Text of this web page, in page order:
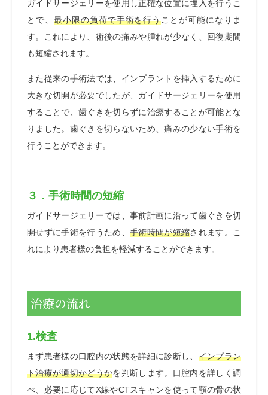
ガイドサージェリーを使用し正確な位置に埋入を行うこ
とで、 最小限の負荷で手術を行うことが可能になりま
す。これにより、術後の痛みや腫れが少なく、回復期間
も短縮されます。
また従来の手術法では、インプラントを挿入するために
大きな切開が必要でしたが、ガイドサージェリーを使用
することで、歯ぐきを切らずに治療することが可能とな
りました。歯ぐきを切らないため、痛みの少ない手術を
行うことができます。
３．手術時間の短縮
ガイドサージェリーでは、事前計画に沿って歯ぐきを切
開せずに手術を行うため、 手術時間が短縮されます。こ
れにより患者様の負担を軽減することができます。
治療の流れ
1.検査
まず患者様の口腔内の状態を詳細に診断し、 インプラン
ト治療が適切かどうかを判断します。口腔内を詳しく調
べ、必要に応じてX線やCTスキャンを使って顎の骨の状